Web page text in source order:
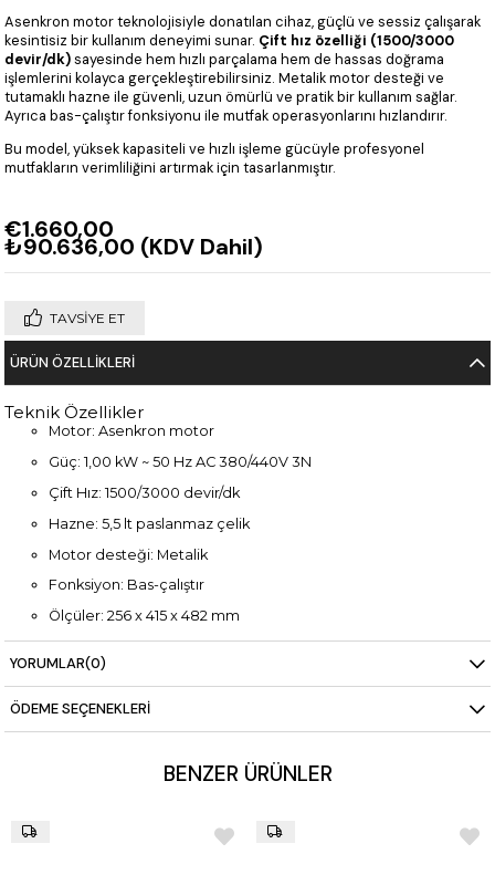
Asenkron motor teknolojisiyle donatılan cihaz, güçlü ve sessiz çalışarak
kesintisiz bir kullanım deneyimi sunar. Çift hız özelliği (1500/3000
devir/dk)sayesinde hem hızlı parçalama hem de hassas doğrama
işlemlerini kolayca gerçekleştirebilirsiniz. Metalik motor desteği ve
tutamaklı hazne ile güvenli, uzun ömürlü ve pratik bir kullanım sağlar.
Ayrıca bas-çalıştır fonksiyonu ile mutfak operasyonlarını hızlandırır.
Bu model, yüksek kapasiteli ve hızlı işleme gücüyle profesyonel
mutfakların verimliliğini artırmak için tasarlanmıştır.
€1.660,00
₺90.636,00 (KDV Dahil)
TAVSIYE ET
ÜRÜN ÖZELLIKLERI
Teknik Özellikler
Motor: Asenkron motor
Güç: 1,00 kW ~ 50 Hz AC 380/440V 3N
Çift Hız: 1500/3000 devir/dk
Hazne: 5,5 lt paslanmaz çelik
Motor desteği: Metalik
Fonksiyon: Bas-çalıştır
Ölçüler: 256 x 415 x 482 mm
Ağırlık: 23 kg
YORUMLAR(0)
ÖDEME SEÇENEKLERI
BENZER ÜRÜNLER